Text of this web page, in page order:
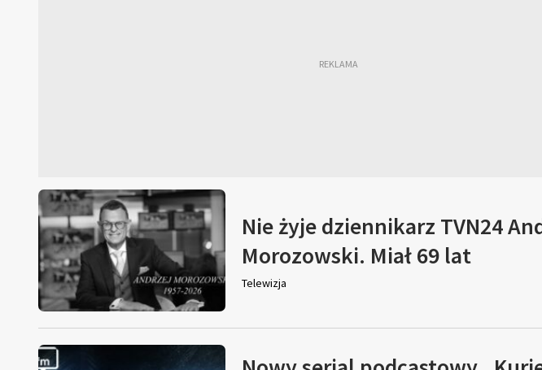
Nie żyje dziennikarz TVN24
Morozowski. Miał 69 lat
Telewizja